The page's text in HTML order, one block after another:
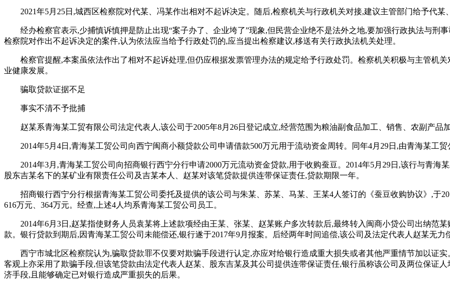
2021年5月25日,城西区检察院对代某、冯某作出相对不起诉决定。随后,检察机关与行政机关对接,建议主管部门给予代某
经办检察官表示,少捕慎诉慎押是防止出现“案子办了、企业垮了”现象,但民营企业绝不是法外之地,要加强行政执法与刑
检察院对作出不起诉决定的案件,认为依法应当给予行政处罚的,应当提出检察建议,移送有关行政执法机关处理。
检察官提醒,本案虽依法作出了相对不起诉处理,但仍应根据发票管理办法的规定给予行政处罚。检察机关积极与主管机
业健康发展。
骗取贷款证据不足
事实不清不予批捕
赵某系青海某工贸有限公司法定代表人,该公司于2005年8月26日登记成立,经营范围为粮油副食品加工、销售、农副产品加
2014年5月4日,青海某工贸公司向西宁闽商小额贷款公司申请借款500万元用于流动资金周转。同年4月29日,由青海某工
2014年3月,青海某工贸公司向招商银行西宁分行申请2000万元流动资金贷款,用于收购蚕豆。2014年5月29日,该行与青海
股东吉某名下的某矿业有限责任公司及吉某本人、赵某对该笔贷款提供连带保证责任,贷款期限一年。
招商银行西宁分行根据青海某工贸公司委托及提供的该公司与朱某、苏某、马某、王某4人签订的《蚕豆收购协议》,于
616万元、364万元。经查,上述4人均系青海某工贸公司员工。
2014年6月3日,赵某指使财务人员袁某将上述款项经由王某、张某、赵某账户多次转款后,最终转入闽商小贷公司出纳范
款。银行贷款到期后,因青海某工贸公司未能偿还,银行遂于2017年9月报案。后经两年时间追偿,该公司及法定代表人赵某无力
西宁市城北区检察院认为,骗取贷款罪不仅要对欺骗手段进行认定,亦应对给银行造成重大损失或者其他严重情节加以证
客观上亦采用了欺骗手段,但该笔贷款由法定代表人赵某、股东吉某及其公司提供连带保证责任,银行虽称该公司及两位保证
济手段,且能够确定已对银行造成严重损失的后果。